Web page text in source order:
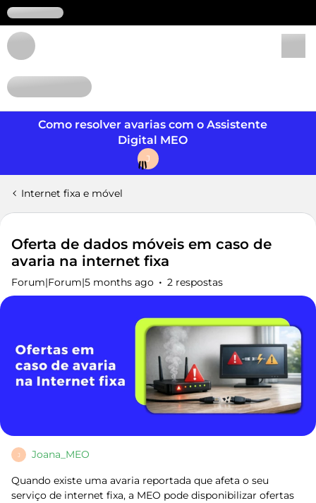
Como resolver avarias com o Assistente
Digital MEO
J
Internet fixa e móvel
Oferta de dados móveis em caso de
avaria na internet fixa
Forum|Forum|5 months ago 2 respostas
J Joana_MEO
Quando existe uma avaria reportada que afeta o seu
serviço de internet fixa, a MEO pode disponibilizar ofertas